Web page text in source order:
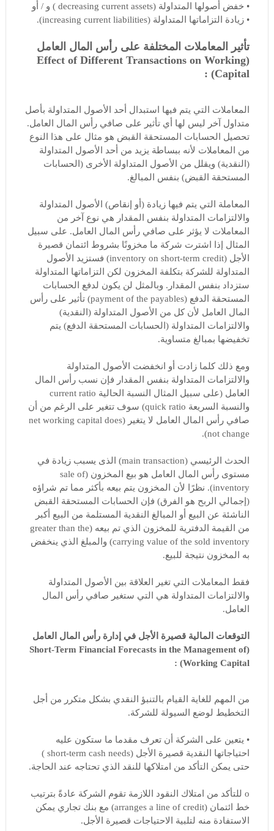
• خفض أصولها المتداولة (decreasing current assets ) و / أو
• زيادة التزاماتها المتداولة (increasing current liabilities).
تأثير المعاملات المختلفة على رأس المال العامل
(Effect of Different Transactions on Working
Capital) :
المعاملات التي يتم فيها استبدال أحد الأصول المتداولة بأصل
متداول آخر ليس لها أي تأثير على صافي رأس المال العامل.
تحصيل الحسابات المستحقة القبض هو مثال على هذا النوع
من المعاملات لأنه ببساطة يزيد من أحد الأصول المتداولة
(النقدية) ويقلل من الأصول المتداولة الأخرى (الحسابات
المستحقة القبض) بنفس المبالغ.
المعاملة التي يتم فيها زيادة (أو إنقاص) الأصول المتداولة
والالتزامات المتداولة بنفس المقدار هي نوع آخر من
المعاملات لا يؤثر على صافي رأس المال العامل. على سبيل
المثال إذا اشترت شركة ما مخزونًا بشروط ائتمان قصيرة
الأجل (inventory on short-term credit) فستزيد الأصول
المتداولة للشركة بتكلفة المخزون لكن التزاماتها المتداولة
ستزداد بنفس المقدار. وبالمثل لن يكون لدفع الحسابات
المستحقة الدفع (payment of the payables) تأثير على رأس
المال العامل لأن كل من الأصول المتداولة (النقدية)
والالتزامات المتداولة (الحسابات المستحقة الدفع) يتم
تخفيضها بمبالغ متساوية.
ومع ذلك كلما زادت أو انخفضت الأصول المتداولة
والالتزامات المتداولة بنفس المقدار فإن نسب رأس المال
العامل (على سبيل المثال النسبة الحالية current ratio
والنسبة السريعة quick ratio) سوف تتغير على الرغم من أن
صافي رأس المال العامل لا يتغير (net working capital does
not change).
الحدث الرئيسي (main transaction) الذى يسبب زيادة في
مستوى رأس المال العامل هو بيع المخزون (sale of
inventory). نظرًا لأن المخزون يتم بيعه بأكثر مما تم شراؤه
(إجمالي الربح هو الفرق) فإن الحسابات المستحقة القبض
الناشئة عن البيع أو المبالغ النقدية المستلمة من البيع أكبر
من القيمة الدفترية للمخزون الذي تم بيعه (greater than the
carrying value of the sold inventory) والمبلغ الذي ينخفض ​​
به المخزون نتيجة للبيع.
فقط المعاملات التي تغير العلاقة بين الأصول المتداولة
والالتزامات المتداولة هي التي ستغير صافي رأس المال
العامل.
التوقعات المالية قصيرة الأجل في إدارة رأس المال العامل
(Short-Term Financial Forecasts in the Management of
Working Capital) :
من المهم للغاية القيام بالتنبؤ النقدي بشكل متكرر من أجل
التخطيط لوضع السيولة للشركة.
• يتعين على الشركة أن تعرف مقدما ما ستكون عليه
احتياجاتها النقدية قصيرة الأجل (short-term cash needs )
حتى يمكن التأكد من امتلاكها للنقد الذي تحتاجه عند الحاجة.
o للتأكد من امتلاك النقود اللازمة تقوم الشركة عادةً بترتيب
خط ائتمان (arranges a line of credit) مع بنك تجاري يمكن
الاستفادة منه لتلبية الاحتياجات قصيرة الأجل.